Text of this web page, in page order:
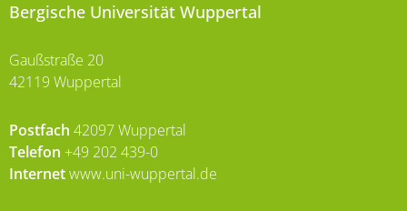
Bergische Universität Wuppertal
Gaußstraße 20
42119 Wuppertal
Postfach 42097 Wuppertal
Telefon +49 202 439-0
Internetwww.uni-wuppertal.de